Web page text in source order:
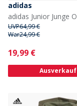
adidas
UVP64,99 €
War24,99 €
Current
19,99 €
Ausverkauf